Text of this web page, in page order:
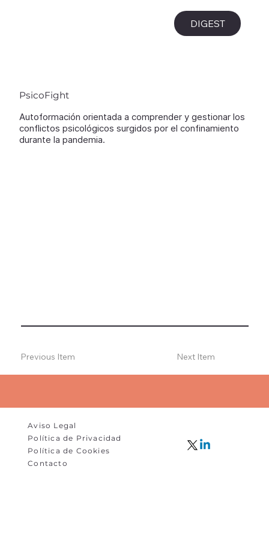
DIGEST
PsicoFight
Autoformación orientada a comprender y gestionar los
conflictos psicológicos surgidos por el confinamiento
durante la pandemia.
Previous Item Next Item
Aviso Legal
Política de Privacidad
Política de Cookies
Contacto